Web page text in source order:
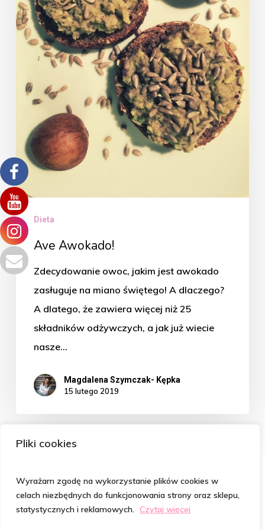
Pliki cookies
Wyrażam zgodę na wykorzystanie plików cookies w
celach niezbędnych do funkcjonowania strony oraz sklepu,
statystycznych i reklamowych. Czytaj więcej
Dieta
Ave Awokado!
Zdecydowanie owoc, jakim jest awokado
zasługuje na miano świętego! A dlaczego?
A dlatego, że zawiera więcej niż 25
składników odżywczych, a jak już wiecie
nasze…
Magdalena Szymczak- Kępka
15 lutego 2019
© 2026 Psycholog od Włosów | Magdalena Szymczak-